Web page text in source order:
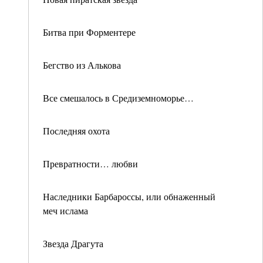
Битва при Форментере
Бегство из Алькова
Все смешалось в Средиземноморье…
Последняя охота
Превратности… любви
Наследники Барбароссы, или обнаженный
меч ислама
Звезда Драгута